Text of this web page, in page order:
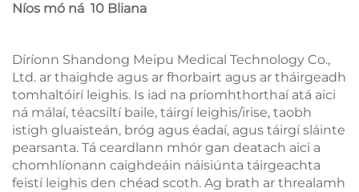
Níos mó ná 10 Bliana
Díríonn Shandong Meipu Medical Technology Co.,
Ltd. ar thaighde agus ar fhorbairt agus ar tháirgeadh
tomhaltóirí leighis. Is iad na príomhthorthaí atá aici
ná málaí, téacsiltí baile, táirgí leighis/irise, taobh
istigh gluaisteán, bróg agus éadaí, agus táirgí sláinte
pearsanta. Tá ceardlann mhór gan deatach aici a
chomhlíonann caighdeáin náisiúnta táirgeachta
feistí leighis den chéad scoth. Ag brath ar threalamh